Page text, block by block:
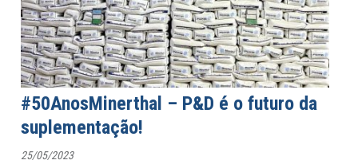
#50AnosMinerthal – P&D é o futuro da
suplementação!
25/05/2023